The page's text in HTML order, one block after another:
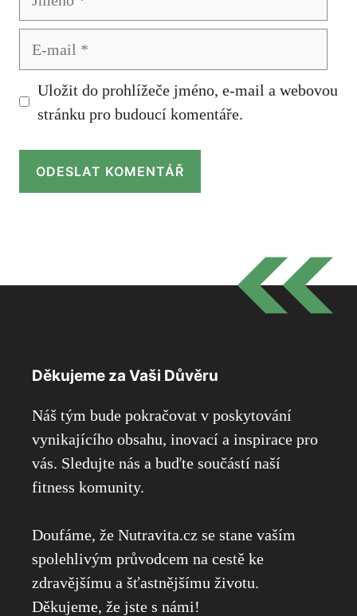
Uložit do prohlížeče jméno, e-mail a webovou
stránku pro budoucí komentáře.
Děkujeme za Vaši Důvěru
Náš tým bude pokračovat v poskytování
vynikajícího obsahu, inovací a inspirace pro
vás. Sledujte nás a buďte součástí naší
fitness komunity.
Doufáme, že Nutravita.cz se stane vaším
spolehlivým průvodcem na cestě ke
zdravějšímu a šťastnějšímu životu.
Děkujeme, že jste s námi!